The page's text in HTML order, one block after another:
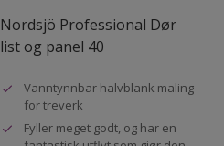
Nordsjö Professional Dør
list og panel 40
Vanntynnbar halvblank maling
for treverk
Fyller meget godt, og har en